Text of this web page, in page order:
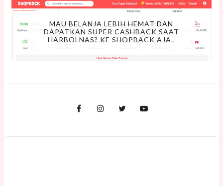
MAU BELANJA LEBIH HEMAT DAN
DAPATKAN SUPER CASHBACK SAAT
HARBOLNAS? KE SHOPBACK AJA..